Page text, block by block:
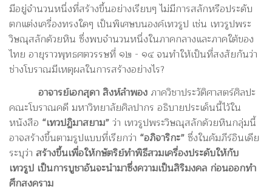
มีอยู่จำนวนหนึ่งที่สร้างขึ้นอย่างเรียบๆ ไม่มีการสลักหรือประดับ
ตกแต่งเครื่องทรงใดๆ เป็นพิเศษบนองค์เทวรูป เช่น เทวรูปพระ
วิษณุสลักด้วยหิน ซึ่งพบจำนวนหนึ่งในภาคกลางและภาคใต้ของ
ไทย อายุราวพุทธศตวรรษที่ ๑๒ - ๑๔ จนทำให้เป็นที่สงสัยกันว่า
ช่างโบราณมีเหตุผลในการสร้างอย่างไร?
อาจารย์เอกสุดา สิงห์ลำพอง ภาควิชาประวัติศาสตร์ศิลปะ
คณะโบราณคดี มหาวิทยาลัยศิลปากร อธิบายประเด็นนี้ไว้ใน
หนังสือ “เทวปฏิมาสยาม”ว่า เทวรูปพระวิษณุสลักด้วยหินกลุ่มนี้
อาจสร้างขึ้นตามรูปแบบที่เรียกว่า “อภิจาริกะ”ซึ่งในคัมภีร์อินเดีย
ระบุว่า สร้างขึ้นเพื่อให้กษัตริย์ทำพิธีสวมเครื่องประดับให้กับ
เทวรูป เป็นการบูชาอันจะนำมาซึ่งความเป็นสิริมงคล ก่อนออกทำ
ศึกสงคราม